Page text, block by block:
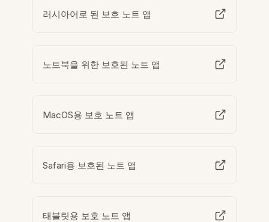
러시아어로 된 보호 노트 앱
노트북을 위한 보호된 노트 앱
MacOS용 보호 노트 앱
Safari용 보호된 노트 앱
태블릿용 보호 노트 앱